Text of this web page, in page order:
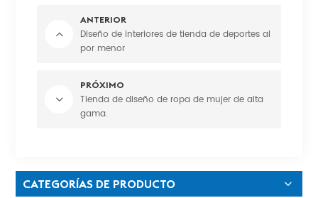
ANTERIOR
Diseño de interiores de tienda de deportes al
por menor
PRÓXIMO
Tienda de diseño de ropa de mujer de alta
gama.
CATEGORÍAS DE PRODUCTO